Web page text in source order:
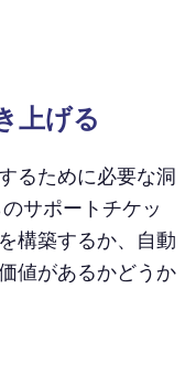
上げる
るために必要な洞
サポートチケッ
構築するか、自動
値があるかどうか